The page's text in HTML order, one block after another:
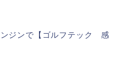
ンジンで【ゴルフテック 感